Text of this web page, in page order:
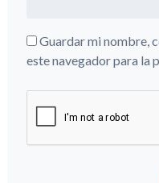
Guardar mi nombre,
este navegador para la